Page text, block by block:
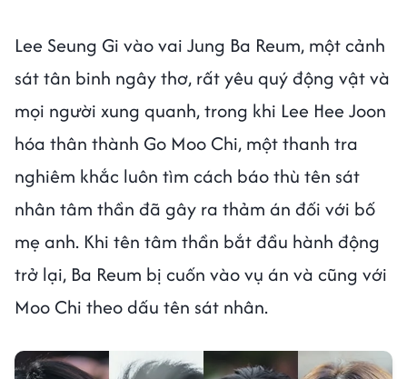
Lee Seung Gi vào vai Jung Ba Reum, một cảnh
sát tân binh ngây thơ, rất yêu quý động vật và
mọi người xung quanh, trong khi Lee Hee Joon
hóa thân thành Go Moo Chi, một thanh tra
nghiêm khắc luôn tìm cách báo thù tên sát
nhân tâm thần đã gây ra thảm án đối với bố
mẹ anh. Khi tên tâm thần bắt đầu hành động
trở lại, Ba Reum bị cuốn vào vụ án và cũng với
Moo Chi theo dấu tên sát nhân.